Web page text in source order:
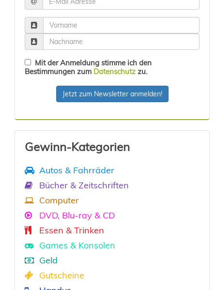
Mit der Anmeldung stimme ich den
Bestimmungen zum Datenschutz zu.
Jetzt zum Newsletter anmelden!
Gewinn-Kategorien
Autos & Fahrräder
Bücher & Zeitschriften
Computer
DVD, Blu-ray & CD
Essen & Trinken
Games & Konsolen
Geld
Gutscheine